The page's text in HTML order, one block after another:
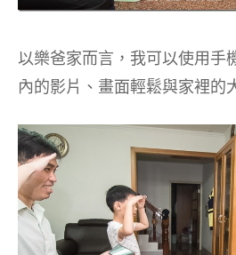
以樂爸家而言，我可以使用手
內的影片、畫面輕鬆與家裡的